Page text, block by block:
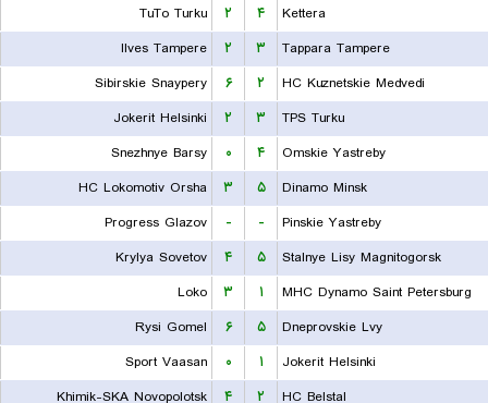
Kettera
۴ ۲
TuTo Turku
Tappara Tampere
۳ ۲
Ilves Tampere
HC Kuznetskie Medvedi
۲ ۶
Sibirskie Snaypery
TPS Turku
۳ ۲
Jokerit Helsinki
Omskie Yastreby
۴ ۰
Snezhnye Barsy
Dinamo Minsk
۵ ۳
HC Lokomotiv Orsha
Pinskie Yastreby
-
-
Progress Glazov
Stalnye Lisy Magnitogorsk
۵ ۴
Krylya Sovetov
MHC Dynamo Saint Petersburg
۱ ۳
Loko
Dneprovskie Lvy
۵ ۶
Rysi Gomel
Jokerit Helsinki
۱ ۰
Sport Vaasan
HC Belstal
۲ ۴
Khimik-SKA Novopolotsk